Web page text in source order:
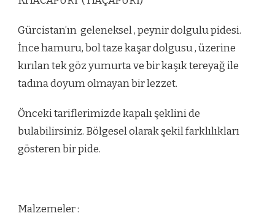
Gürcistan’ın geleneksel , peynir dolgulu pidesi.
İnce hamuru, bol taze kaşar dolgusu , üzerine
kırılan tek göz yumurta ve bir kaşık tereyağ ile
tadına doyum olmayan bir lezzet.
Önceki tariflerimizde kapalı şeklini de
bulabilirsiniz. Bölgesel olarak şekil farklılıkları
gösteren bir pide.
Malzemeler :